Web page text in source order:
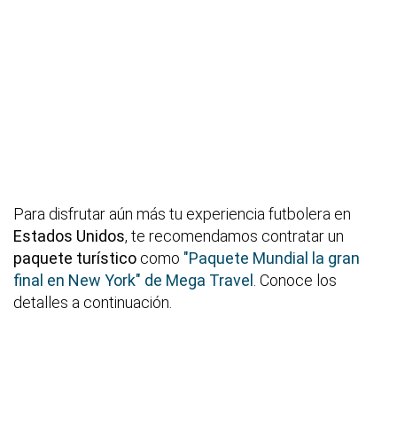
Para disfrutar aún más tu experiencia futbolera en
Estados Unidos, te recomendamos contratar un
paquete turístico como "Paquete Mundial la gran
final en New York" de Mega Travel . Conoce los
detalles a continuación.